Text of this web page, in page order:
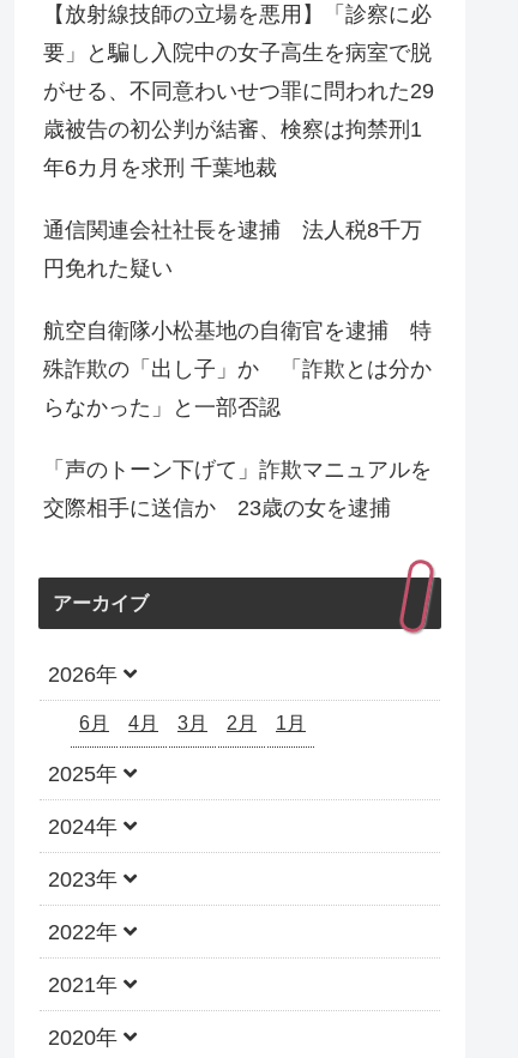
【放射線技師の立場を悪用】「診察に必
要」と騙し入院中の女子高生を病室で脱
がせる、不同意わいせつ罪に問われた29
歳被告の初公判が結審、検察は拘禁刑1
年6カ月を求刑 千葉地裁
通信関連会社社長を逮捕 法人税8千万
円免れた疑い
航空自衛隊小松基地の自衛官を逮捕 特
殊詐欺の「出し子」か 「詐欺とは分か
らなかった」と一部否認
「声のトーン下げて」詐欺マニュアルを
交際相手に送信か 23歳の女を逮捕
アーカイブ
2026年
6月 4月 3月 2月 1月
2025年
2024年
2023年
2022年
2021年
2020年